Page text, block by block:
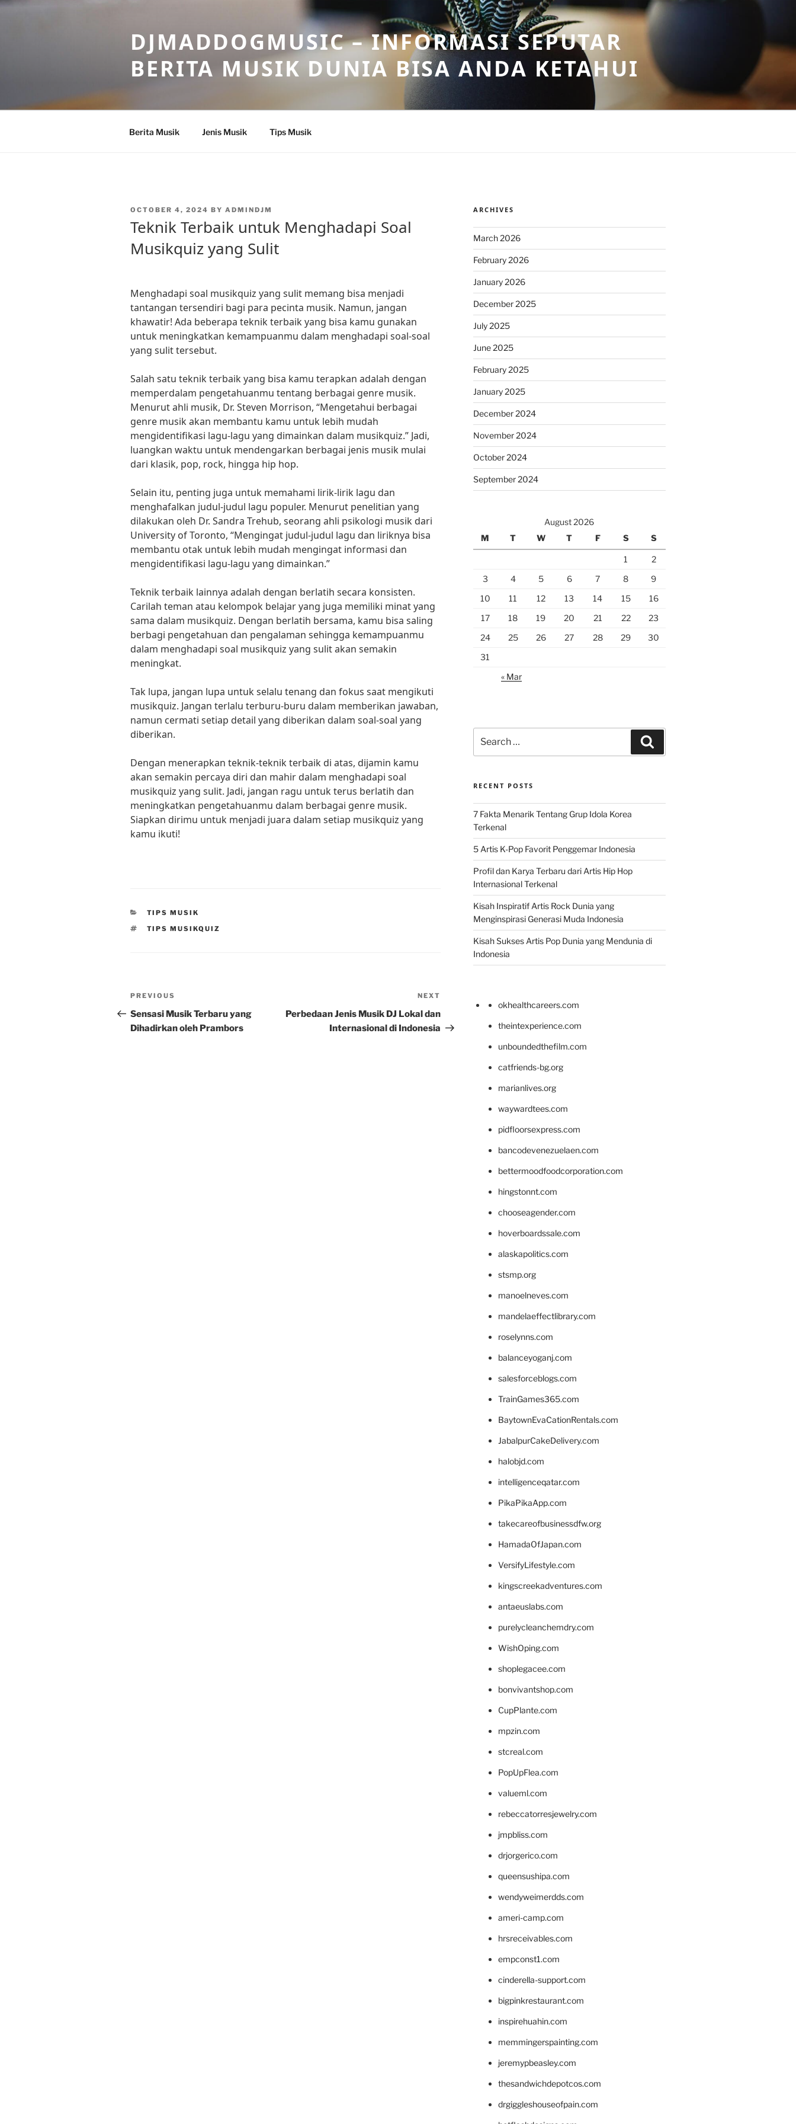
Skip
DJMADDOGMUSIC – INFORMASI SEPUTAR
BERITA MUSIK DUNIA BISA ANDA KETAHUI
Berita Musik Jenis Musik Tips Musik
POSTED
OCTOBER 4, 2024 BY ADMINDJM
Teknik Terbaik untuk Menghadapi Soal
Musikquiz yang Sulit
Menghadapi soal musikquiz yang sulit memang bisa menjadi
tantangan tersendiri bagi para pecinta musik. Namun, jangan
khawatir! Ada beberapa teknik terbaik yang bisa kamu gunakan
untuk meningkatkan kemampuanmu dalam menghadapi soal-soal
yang sulit tersebut.
Salah satu teknik terbaik yang bisa kamu terapkan adalah dengan
memperdalam pengetahuanmu tentang berbagai genre musik.
Menurut ahli musik, Dr. Steven Morrison, “Mengetahui berbagai
genre musik akan membantu kamu untuk lebih mudah
mengidentifikasi lagu-lagu yang dimainkan dalam musikquiz.” Jadi,
luangkan waktu untuk mendengarkan berbagai jenis musik mulai
dari klasik, pop, rock, hingga hip hop.
Selain itu, penting juga untuk memahami lirik-lirik lagu dan
menghafalkan judul-judul lagu populer. Menurut penelitian yang
dilakukan oleh Dr. Sandra Trehub, seorang ahli psikologi musik dari
University of Toronto, “Mengingat judul-judul lagu dan liriknya bisa
membantu otak untuk lebih mudah mengingat informasi dan
mengidentifikasi lagu-lagu yang dimainkan.”
Teknik terbaik lainnya adalah dengan berlatih secara konsisten.
Carilah teman atau kelompok belajar yang juga memiliki minat yang
sama dalam musikquiz. Dengan berlatih bersama, kamu bisa saling
berbagi pengetahuan dan pengalaman sehingga kemampuanmu
dalam menghadapi soal musikquiz yang sulit akan semakin
meningkat.
Tak lupa, jangan lupa untuk selalu tenang dan fokus saat mengikuti
musikquiz. Jangan terlalu terburu-buru dalam memberikan jawaban,
namun cermati setiap detail yang diberikan dalam soal-soal yang
diberikan.
Dengan menerapkan teknik-teknik terbaik di atas, dijamin kamu
akan semakin percaya diri dan mahir dalam menghadapi soal
musikquiz yang sulit. Jadi, jangan ragu untuk terus berlatih dan
meningkatkan pengetahuanmu dalam berbagai genre musik.
Siapkan dirimu untuk menjadi juara dalam setiap musikquiz yang
kamu ikuti!
CATEGORIES
TIPS MUSIK
TAGS
TIPS MUSIKQUIZ
Post
navigation
Previous
Post
PREVIOUS
Sensasi Musik Terbaru yang
Dihadirkan oleh Prambors
Post
NEXT
Perbedaan Jenis Musik DJ Lokal dan
Internasional di Indonesia
ARCHIVES
March 2026
February 2026
January 2026
December 2025
July 2025
June 2025
February 2025
January 2025
December 2024
November 2024
October 2024
September 2024
August 2026
M
T W T F S S
1
2
3
4 5 6 7 8
9
10
11 12 13 14 15
16
17
18 19 20 21 22
23
24
25 26 27 28 29
30
31
« Mar
for:
RECENT POSTS
7 Fakta Menarik Tentang Grup Idola Korea
Terkenal
5 Artis K-Pop Favorit Penggemar Indonesia
Profil dan Karya Terbaru dari Artis Hip Hop
Internasional Terkenal
Kisah Inspiratif Artis Rock Dunia yang
Menginspirasi Generasi Muda Indonesia
Kisah Sukses Artis Pop Dunia yang Mendunia di
Indonesia
okhealthcareers.com
theintexperience.com
unboundedthefilm.com
catfriends-bg.org
marianlives.org
waywardtees.com
pidfloorsexpress.com
bancodevenezuelaen.com
bettermoodfoodcorporation.com
hingstonnt.com
chooseagender.com
hoverboardssale.com
alaskapolitics.com
stsmp.org
manoelneves.com
mandelaeffectlibrary.com
roselynns.com
balanceyoganj.com
salesforceblogs.com
TrainGames365.com
BaytownEvaCationRentals.com
JabalpurCakeDelivery.com
halobjd.com
intelligenceqatar.com
PikaPikaApp.com
takecareofbusinessdfw.org
HamadaOfJapan.com
VersifyLifestyle.com
kingscreekadventures.com
antaeuslabs.com
purelycleanchemdry.com
WishOping.com
shoplegacee.com
bonvivantshop.com
CupPlante.com
mpzin.com
stcreal.com
PopUpFlea.com
valueml.com
rebeccatorresjewelry.com
jmpbliss.com
drjorgerico.com
queensushipa.com
wendyweimerdds.com
ameri-camp.com
hrsreceivables.com
empconst1.com
cinderella-support.com
bigpinkrestaurant.com
inspirehuahin.com
memmingerspainting.com
jeremypbeasley.com
thesandwichdepotcos.com
drgiggleshouseofpain.com